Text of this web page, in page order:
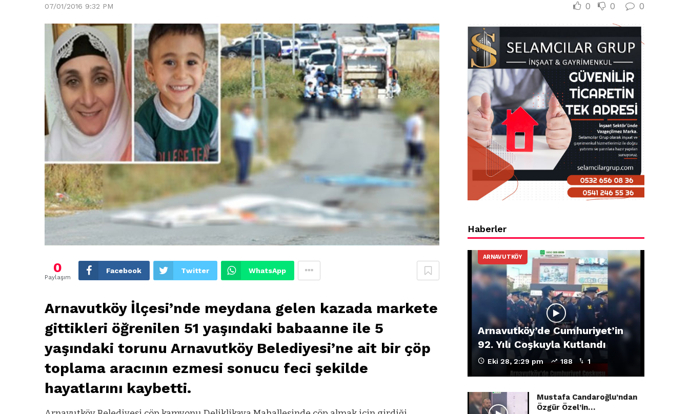
07/01/2016 9:32 PM 0 0 0
0
Paylaşım
Facebook Twitter WhatsApp
Arnavutköy İlçesi’nde meydana gelen kazada markete
gittikleri öğrenilen 51 yaşındaki babaanne ile 5
yaşındaki torunu Arnavutköy Belediyesi’ne ait bir çöp
toplama aracının ezmesi sonucu feci şekilde
hayatlarını kaybetti.
Haberler
ARNAVUTKÖY
Arnavutköy’de Cumhuriyet’in
92. Yılı Coşkuyla Kutlandı
Eki 28, 2:29 pm 188 1
Mustafa Candaroğlu’ndan
Özgür Özel’in…